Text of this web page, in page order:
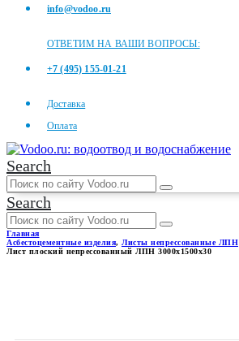
info@vodoo.ru
ОТВЕТИМ НА ВАШИ ВОПРОСЫ:
+7 (495) 155-01-21
Доставка
Оплата
Search
Search
Главная
Асбестоцементные изделия, Листы непрессованные ЛПН
Лист плоский непрессованный ЛПН 3000x1500x30